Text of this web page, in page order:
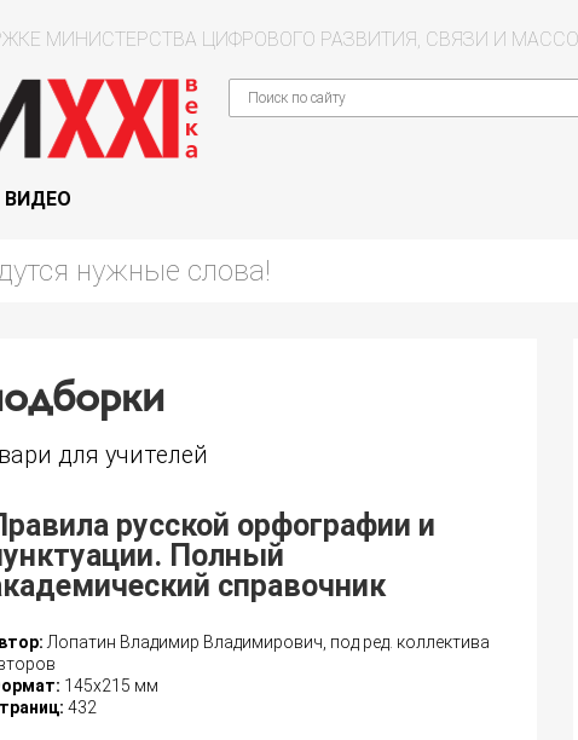
МИНИСТЕРСТВА ЦИФРОВОГО РАЗВИТИЯ, СВЯЗИ И
ВИДЕО
для учителей
русской орфографии и
Полный
справочник
Лопатин Владимир Владимирович, под ред. коллектива
145х215 мм
432